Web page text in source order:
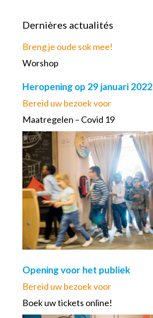
Dernières actualités
Breng je oude sok mee!
Worshop
Heropening op 29 januari 2022
Bereid uw bezoek voor
Maatregelen – Covid 19
Opening voor het publiek
Bereid uw bezoek voor
Boek uw tickets online!